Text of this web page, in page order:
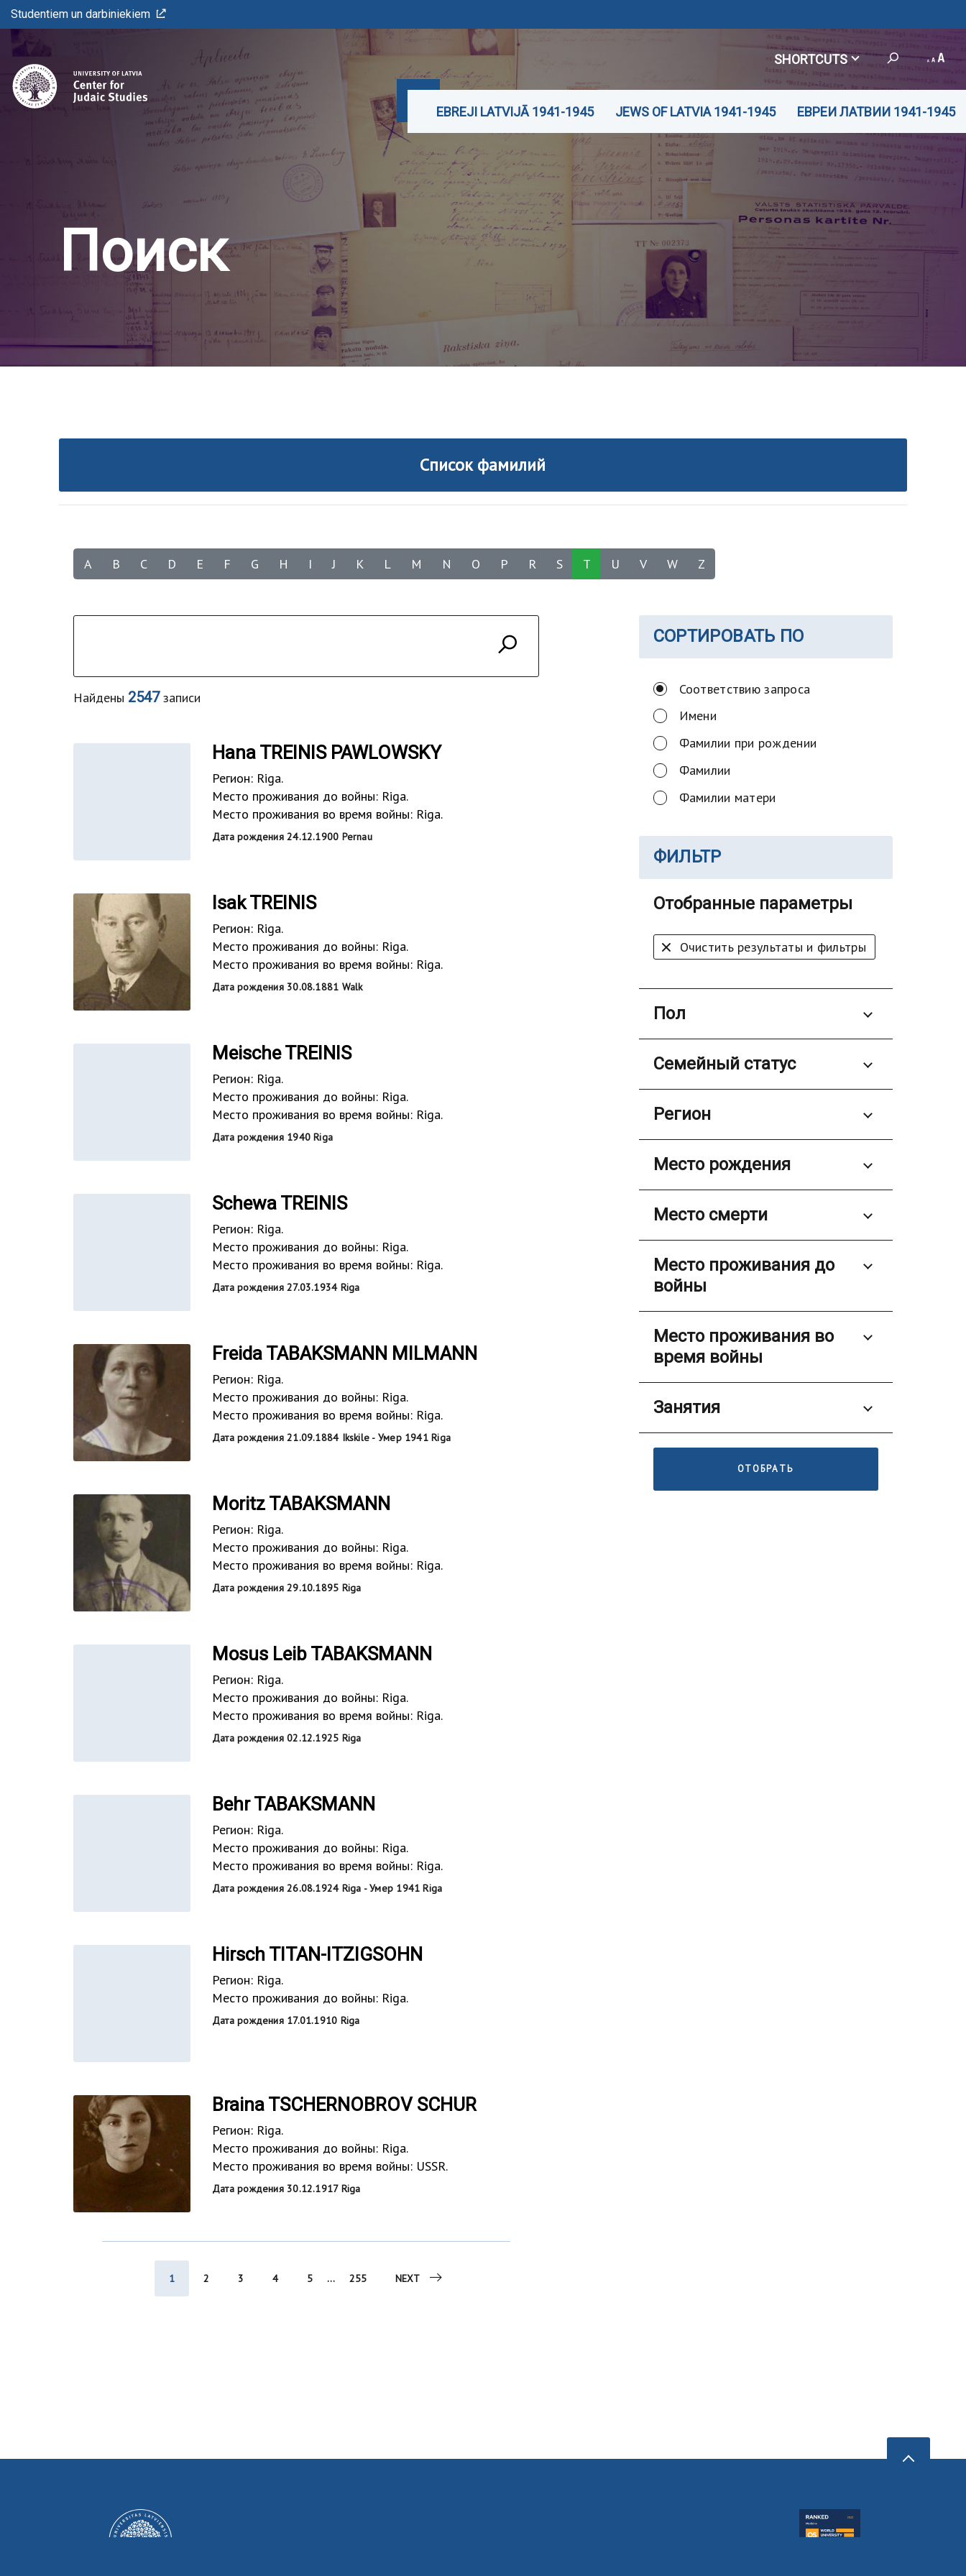
Studentiem un darbiniekiem
SHORTCUTS
EBREJI LATVIJĀ 1941-1945 JEWS OF LATVIA 1941-1945 ЕВРЕИ ЛАТВИИ 1941-1945
Поиск
Список фамилий
A B C D E F G H I J K L M N O P R S T U V W Z
Найдены 2547записи
Hana TREINIS PAWLOWSKY
Регион: Riga.
Место проживания до войны: Riga.
Место проживания во время войны: Riga.
Дата рождения 24.12.1900 Pernau
Isak TREINIS
Регион: Riga.
Место проживания до войны: Riga.
Место проживания во время войны: Riga.
Дата рождения 30.08.1881 Walk
Meische TREINIS
Регион: Riga.
Место проживания до войны: Riga.
Место проживания во время войны: Riga.
Дата рождения 1940 Riga
Schewa TREINIS
Регион: Riga.
Место проживания до войны: Riga.
Место проживания во время войны: Riga.
Дата рождения 27.03.1934 Riga
Freida TABAKSMANN MILMANN
Регион: Riga.
Место проживания до войны: Riga.
Место проживания во время войны: Riga.
Дата рождения 21.09.1884 Ikskile - Умер 1941 Riga
Moritz TABAKSMANN
Регион: Riga.
Место проживания до войны: Riga.
Место проживания во время войны: Riga.
Дата рождения 29.10.1895 Riga
Mosus Leib TABAKSMANN
Регион: Riga.
Место проживания до войны: Riga.
Место проживания во время войны: Riga.
Дата рождения 02.12.1925 Riga
Behr TABAKSMANN
Регион: Riga.
Место проживания до войны: Riga.
Место проживания во время войны: Riga.
Дата рождения 26.08.1924 Riga - Умер 1941 Riga
Hirsch TITAN-ITZIGSOHN
Регион: Riga.
Место проживания до войны: Riga.
Дата рождения 17.01.1910 Riga
Braina TSCHERNOBROV SCHUR
Регион: Riga.
Место проживания до войны: Riga.
Место проживания во время войны: USSR.
Дата рождения 30.12.1917 Riga
1 2 3 4 5 ... 255 NEXT
СОРТИРОВАТЬ ПО
Соответствию запроса
Имени
Фамилии при рождении
Фамилии
Фамилии матери
ФИЛЬТР
Отобранные параметры
Очистить результаты и фильтры
Пол
Семейный статус
Регион
Место рождения
Место смерти
Место проживания до
войны
Место проживания во
время войны
Занятия
ОТОБРАТЬ